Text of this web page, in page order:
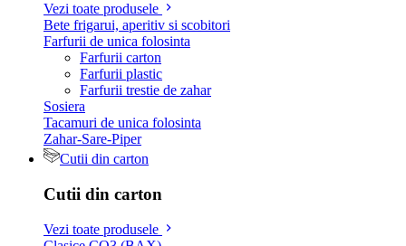
Vezi toate produsele
Bete frigarui, aperitiv si scobitori
Farfurii de unica folosinta
Farfurii carton
Farfurii plastic
Farfurii trestie de zahar
Sosiera
Tacamuri de unica folosinta
Zahar-Sare-Piper
Cutii din carton
Cutii din carton
Vezi toate produsele